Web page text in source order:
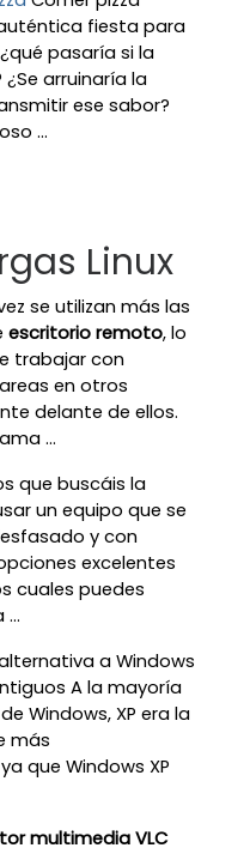
fiesta para
pasaría si la
arruinaría la
ese sabor?
...
Linux
se utilizan más las
escritorio remoto, lo
trabajar con
en otros
delante de ellos.
...
que buscáis la
un equipo que se
y con
excelentes
cuales puedes
a Windows
A la mayoría
Windows, XP era la
más
que Windows XP
multimedia VLC